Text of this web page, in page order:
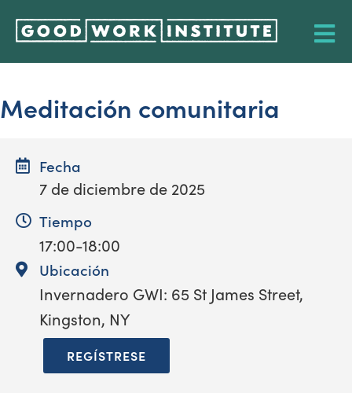
Meditación comunitaria
Fecha
7 de diciembre de 2025
Tiempo
17:00-18:00
Ubicación
Invernadero GWI: 65 St James Street,
Kingston, NY
REGÍSTRESE